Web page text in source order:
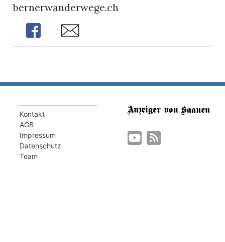
bernerwanderwege.ch
Share
Share
Kontakt
AGB
Impressum
Datenschutz
Team
Unser Portfolio